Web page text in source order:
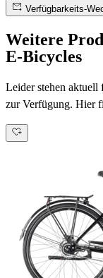
Verfügbarkeits-
Weitere
E-Bicycles
Leider stehen aktuell
zur Verfügung. Hier